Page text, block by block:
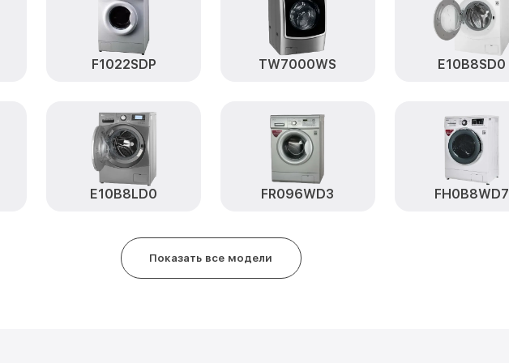
Замена пружин WD-1276FB LG
Замена верхнего противовеса WD-1276FB LG
Ремонт/замена датчика температуры WD-
Замена мотора WD-1276FB LG
Замена амортизаторов WD-1276FB LG
F1022SDP TW7000WS E10B8SD0
E10B8LD0 FR096WD3 FH0B8WD7
Показать все модели